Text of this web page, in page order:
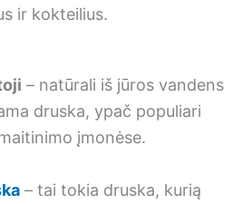
ir kokteilius.
– natūrali iš jūros vandens
druska, ypač populiari
įmonėse.
– tai tokia druska, kurią